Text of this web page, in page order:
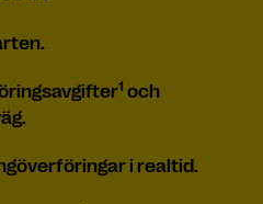
1 och
i realtid.